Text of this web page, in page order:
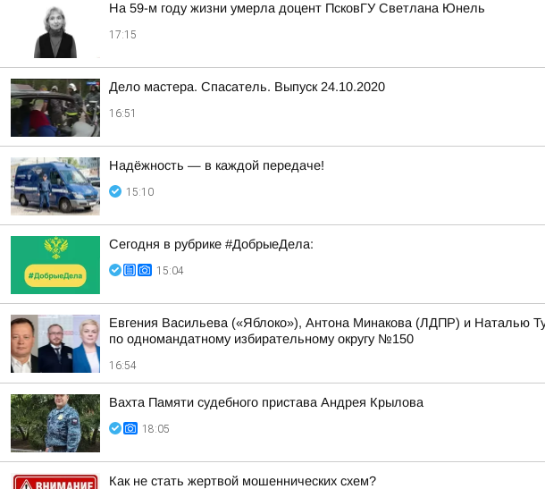
На 59-м году жизни умерла доцент ПсковГУ Светлана Юнель
17:15
Дело мастера. Спасатель. Выпуск 24.10.2020
16:51
Надёжность — в каждой передаче!
15:10
Сегодня в рубрике #ДобрыеДела:
15:04
Евгения Васильева («Яблоко»), Антона Минакова (ЛДПР) и Наталью
по одномандатному избирательному округу №150
16:54
Вахта Памяти судебного пристава Андрея Крылова
18:05
Как не стать жертвой мошеннических схем?